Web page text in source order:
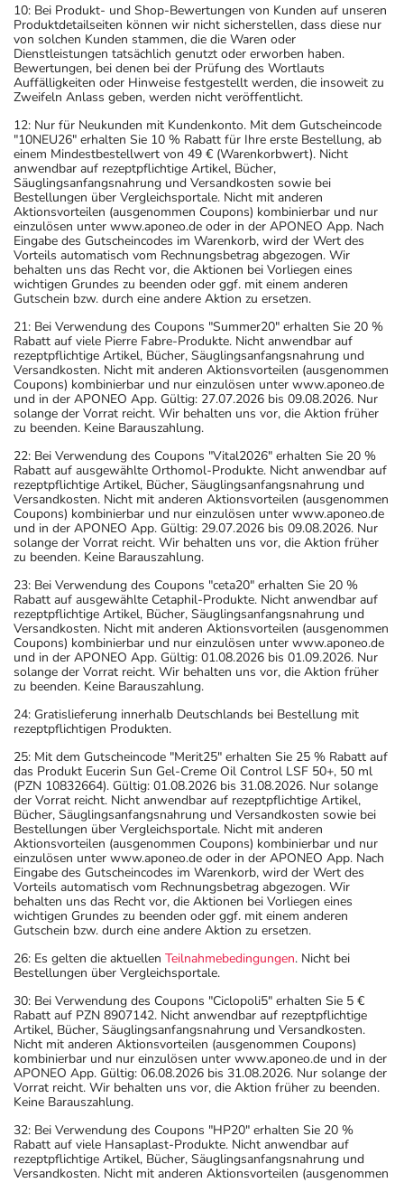
10: Bei Produkt- und Shop-Bewertungen von Kunden auf unseren
Produktdetailseiten können wir nicht sicherstellen, dass diese nur
von solchen Kunden stammen, die die Waren oder
Dienstleistungen tatsächlich genutzt oder erworben haben.
Bewertungen, bei denen bei der Prüfung des Wortlauts
Auffälligkeiten oder Hinweise festgestellt werden, die insoweit zu
Zweifeln Anlass geben, werden nicht veröffentlicht.
12: Nur für Neukunden mit Kundenkonto. Mit dem Gutscheincode
"10NEU26" erhalten Sie 10 % Rabatt für Ihre erste Bestellung, ab
einem Mindestbestellwert von 49 € (Warenkorbwert). Nicht
anwendbar auf rezeptpflichtige Artikel, Bücher,
Säuglingsanfangsnahrung und Versandkosten sowie bei
Bestellungen über Vergleichsportale. Nicht mit anderen
Aktionsvorteilen (ausgenommen Coupons) kombinierbar und nur
einzulösen unter www.aponeo.de oder in der APONEO App. Nach
Eingabe des Gutscheincodes im Warenkorb, wird der Wert des
Vorteils automatisch vom Rechnungsbetrag abgezogen. Wir
behalten uns das Recht vor, die Aktionen bei Vorliegen eines
wichtigen Grundes zu beenden oder ggf. mit einem anderen
Gutschein bzw. durch eine andere Aktion zu ersetzen.
21: Bei Verwendung des Coupons "Summer20" erhalten Sie 20 %
Rabatt auf viele Pierre Fabre-Produkte. Nicht anwendbar auf
rezeptpflichtige Artikel, Bücher, Säuglingsanfangsnahrung und
Versandkosten. Nicht mit anderen Aktionsvorteilen (ausgenommen
Coupons) kombinierbar und nur einzulösen unter www.aponeo.de
und in der APONEO App. Gültig: 27.07.2026 bis 09.08.2026. Nur
solange der Vorrat reicht. Wir behalten uns vor, die Aktion früher
zu beenden. Keine Barauszahlung.
22: Bei Verwendung des Coupons "Vital2026" erhalten Sie 20 %
Rabatt auf ausgewählte Orthomol-Produkte. Nicht anwendbar auf
rezeptpflichtige Artikel, Bücher, Säuglingsanfangsnahrung und
Versandkosten. Nicht mit anderen Aktionsvorteilen (ausgenommen
Coupons) kombinierbar und nur einzulösen unter www.aponeo.de
und in der APONEO App. Gültig: 29.07.2026 bis 09.08.2026. Nur
solange der Vorrat reicht. Wir behalten uns vor, die Aktion früher
zu beenden. Keine Barauszahlung.
23: Bei Verwendung des Coupons "ceta20" erhalten Sie 20 %
Rabatt auf ausgewählte Cetaphil-Produkte. Nicht anwendbar auf
rezeptpflichtige Artikel, Bücher, Säuglingsanfangsnahrung und
Versandkosten. Nicht mit anderen Aktionsvorteilen (ausgenommen
Coupons) kombinierbar und nur einzulösen unter www.aponeo.de
und in der APONEO App. Gültig: 01.08.2026 bis 01.09.2026. Nur
solange der Vorrat reicht. Wir behalten uns vor, die Aktion früher
zu beenden. Keine Barauszahlung.
24: Gratislieferung innerhalb Deutschlands bei Bestellung mit
rezeptpflichtigen Produkten.
25: Mit dem Gutscheincode "Merit25" erhalten Sie 25 % Rabatt auf
das Produkt Eucerin Sun Gel-Creme Oil Control LSF 50+, 50 ml
(PZN 10832664). Gültig: 01.08.2026 bis 31.08.2026. Nur solange
der Vorrat reicht. Nicht anwendbar auf rezeptpflichtige Artikel,
Bücher, Säuglingsanfangsnahrung und Versandkosten sowie bei
Bestellungen über Vergleichsportale. Nicht mit anderen
Aktionsvorteilen (ausgenommen Coupons) kombinierbar und nur
einzulösen unter www.aponeo.de oder in der APONEO App. Nach
Eingabe des Gutscheincodes im Warenkorb, wird der Wert des
Vorteils automatisch vom Rechnungsbetrag abgezogen. Wir
behalten uns das Recht vor, die Aktionen bei Vorliegen eines
wichtigen Grundes zu beenden oder ggf. mit einem anderen
Gutschein bzw. durch eine andere Aktion zu ersetzen.
26: Es gelten die aktuellen Teilnahmebedingungen. Nicht bei
Bestellungen über Vergleichsportale.
30: Bei Verwendung des Coupons "Ciclopoli5" erhalten Sie 5 €
Rabatt auf PZN 8907142. Nicht anwendbar auf rezeptpflichtige
Artikel, Bücher, Säuglingsanfangsnahrung und Versandkosten.
Nicht mit anderen Aktionsvorteilen (ausgenommen Coupons)
kombinierbar und nur einzulösen unter www.aponeo.de und in der
APONEO App. Gültig: 06.08.2026 bis 31.08.2026. Nur solange der
Vorrat reicht. Wir behalten uns vor, die Aktion früher zu beenden.
Keine Barauszahlung.
32: Bei Verwendung des Coupons "HP20" erhalten Sie 20 %
Rabatt auf viele Hansaplast-Produkte. Nicht anwendbar auf
rezeptpflichtige Artikel, Bücher, Säuglingsanfangsnahrung und
Versandkosten. Nicht mit anderen Aktionsvorteilen (ausgenommen